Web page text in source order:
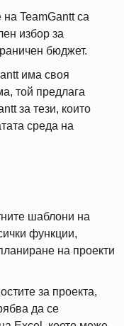
TeamGantt са
избор за
бюджет.
има своя
той предлага
за тези, които
среда на
шаблони на
функции,
на проекти
за проекта,
да се